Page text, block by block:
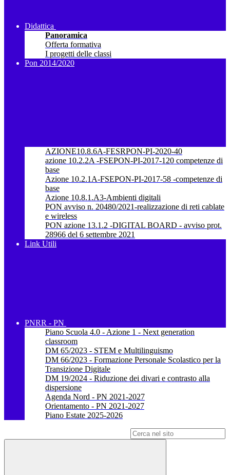
Didattica
Panoramica
Offerta formativa
I progetti delle classi
Pon 2014/2020
AZIONE10.8.6A-FESRPON-PI-2020-40
azione 10.2.2A -FSEPON-PI-2017-120 competenze di
base
Azione 10.2.1A-FSEPON-PI-2017-58 -competenze di
base
Azione 10.8.1.A3-Ambienti digitali
PON avviso n. 20480/2021-realizzazione di reti cablate
e wireless
PON azione 13.1.2 -DIGITAL BOARD - avviso prot.
28966 del 6 settembre 2021
Link Utili
PNRR - PN
Piano Scuola 4.0 - Azione 1 - Next generation
classroom
DM 65/2023 - STEM e Multilinguismo
DM 66/2023 - Formazione Personale Scolastico per la
Transizione Digitale
DM 19/2024 - Riduzione dei divari e contrasto alla
dispersione
Agenda Nord - PN 2021-2027
Orientamento - PN 2021-2027
Piano Estate 2025-2026